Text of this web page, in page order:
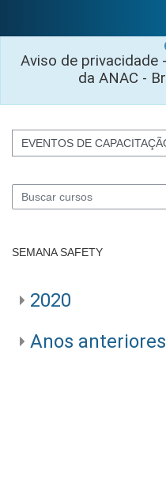
Aviso de privacidade
da ANAC -
Categorias de Cursos
Buscar cursos
SEMANA SAFETY
2020
Anos anteriores